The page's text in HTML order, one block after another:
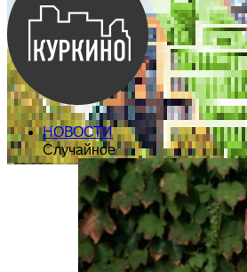
НОВОСТИ
Случайное